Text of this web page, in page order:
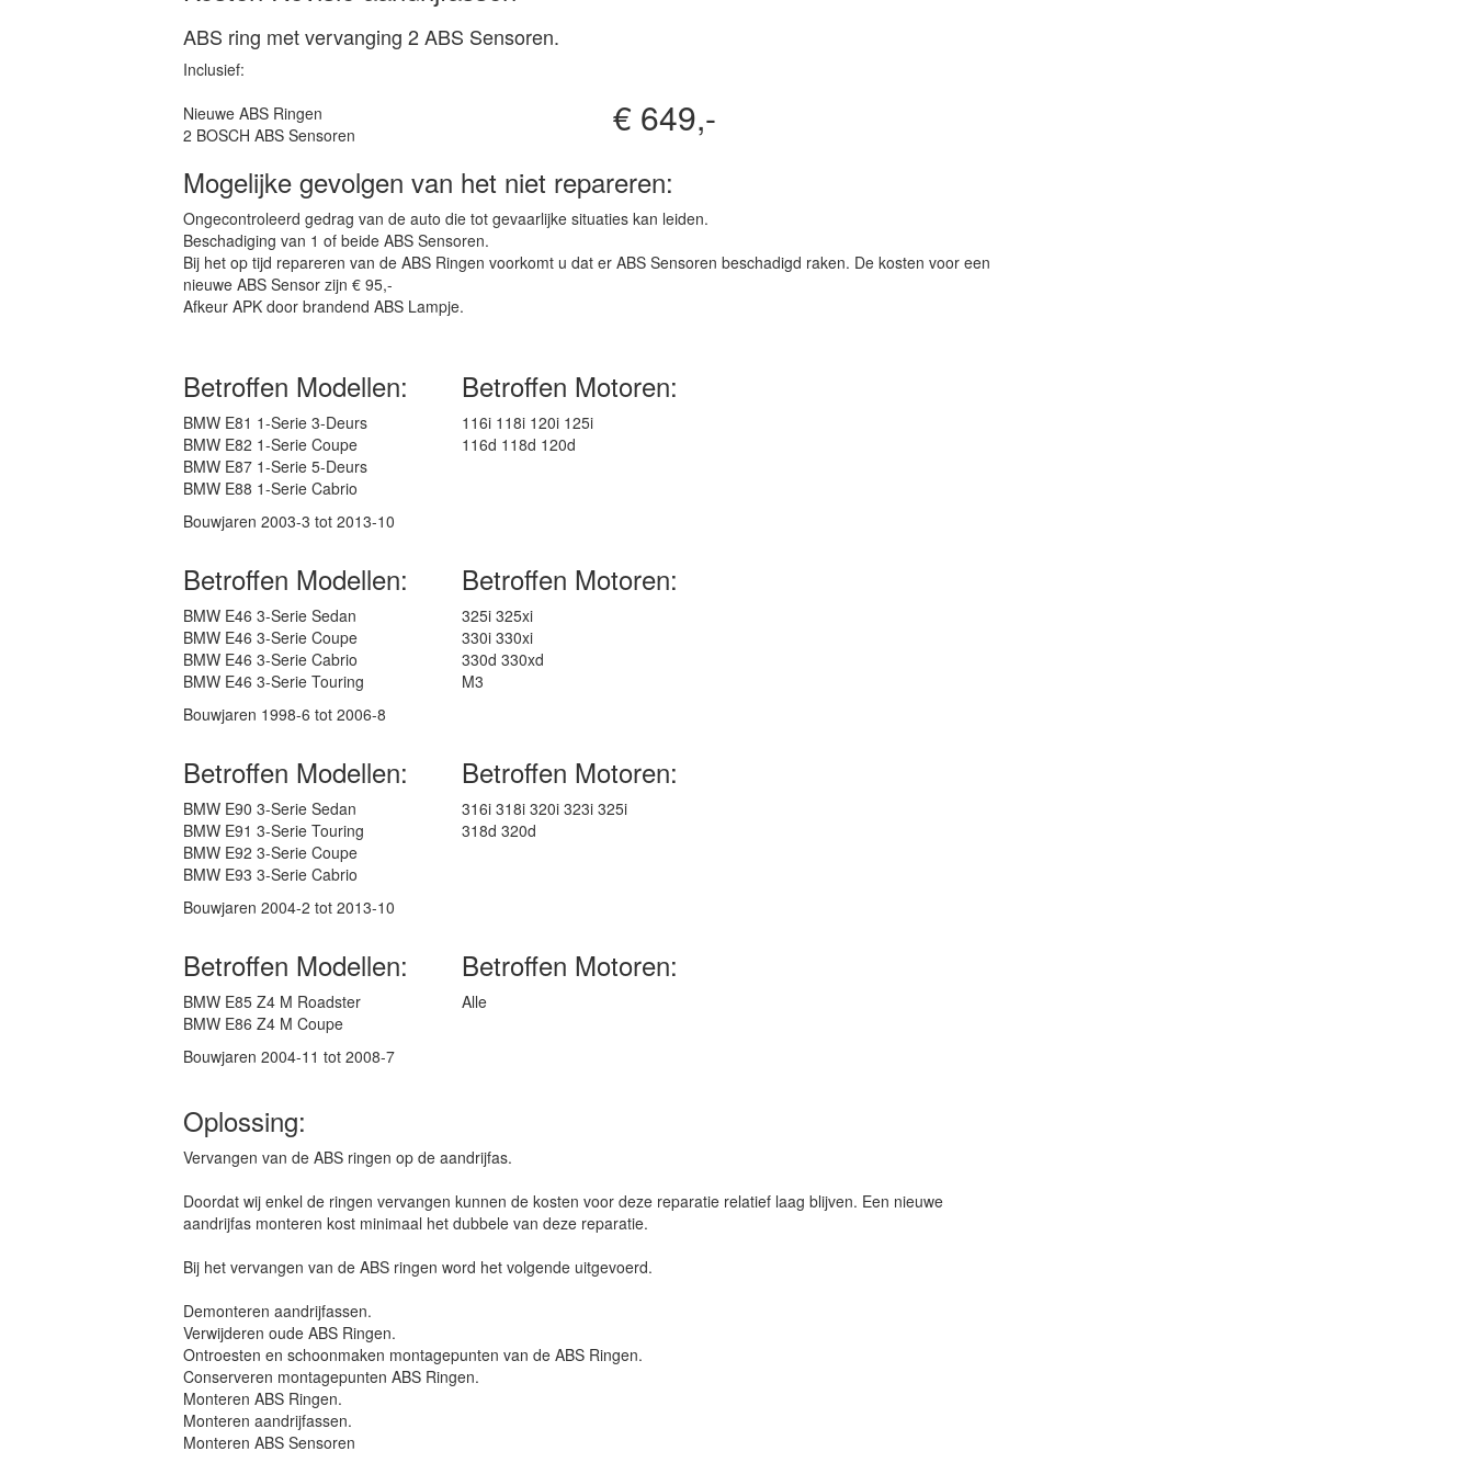
ABS ring met vervanging 2 ABS Sensoren.
Inclusief:
Nieuwe ABS Ringen
2 BOSCH ABS Sensoren
€ 649,-
Mogelijke gevolgen van het niet repareren:
Ongecontroleerd gedrag van de auto die tot gevaarlijke situaties kan leiden.
Beschadiging van 1 of beide ABS Sensoren.
Bij het op tijd repareren van de ABS Ringen voorkomt u dat er ABS Sensoren beschadigd raken. De kosten voor een
nieuwe ABS Sensor zijn € 95,-
Afkeur APK door brandend ABS Lampje.
Betroffen Modellen: Betroffen Motoren:
BMW E81 1-Serie 3-Deurs
BMW E82 1-Serie Coupe
BMW E87 1-Serie 5-Deurs
BMW E88 1-Serie Cabrio
Bouwjaren 2003-3 tot 2013-10
116i 118i 120i 125i
116d 118d 120d
Betroffen Modellen: Betroffen Motoren:
BMW E46 3-Serie Sedan
BMW E46 3-Serie Coupe
BMW E46 3-Serie Cabrio
BMW E46 3-Serie Touring
Bouwjaren 1998-6 tot 2006-8
325i 325xi
330i 330xi
330d 330xd
M3
Betroffen Modellen: Betroffen Motoren:
BMW E90 3-Serie Sedan
BMW E91 3-Serie Touring
BMW E92 3-Serie Coupe
BMW E93 3-Serie Cabrio
Bouwjaren 2004-2 tot 2013-10
316i 318i 320i 323i 325i
318d 320d
Betroffen Modellen: Betroffen Motoren:
BMW E85 Z4 M Roadster
BMW E86 Z4 M Coupe
Bouwjaren 2004-11 tot 2008-7
Alle
Oplossing:
Vervangen van de ABS ringen op de aandrijfas.
Doordat wij enkel de ringen vervangen kunnen de kosten voor deze reparatie relatief laag blijven. Een nieuwe
aandrijfas monteren kost minimaal het dubbele van deze reparatie.
Bij het vervangen van de ABS ringen word het volgende uitgevoerd.
Demonteren aandrijfassen.
Verwijderen oude ABS Ringen.
Ontroesten en schoonmaken montagepunten van de ABS Ringen.
Conserveren montagepunten ABS Ringen.
Monteren ABS Ringen.
Monteren aandrijfassen.
Monteren ABS Sensoren